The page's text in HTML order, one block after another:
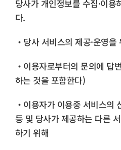
당사가 개인정보를 수집·이
다.
・당사 서비스의 제공·운영을
・이용자로부터의 문의에 답
하는 것을 포함한다)
・이용자가 이용중 서비스의
등 및 당사가 제공하는 다른
하기 위해